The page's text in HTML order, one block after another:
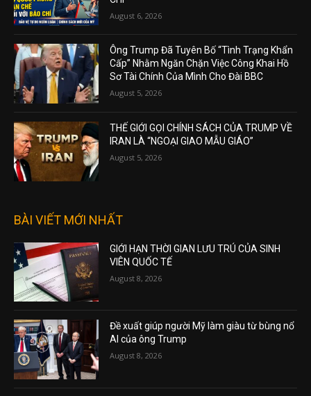
August 6, 2026
Ông Trump Đã Tuyên Bố “Tình Trạng Khẩn
Cấp” Nhằm Ngăn Chặn Việc Công Khai Hồ
Sơ Tài Chính Của Mình Cho Đài BBC
August 5, 2026
THẾ GIỚI GỌI CHÍNH SÁCH CỦA TRUMP VỀ
IRAN LÀ “NGOẠI GIAO MẪU GIÁO”
August 5, 2026
BÀI VIẾT MỚI NHẤT
GIỚI HẠN THỜI GIAN LƯU TRÚ CỦA SINH
VIÊN QUỐC TẾ
August 8, 2026
Đề xuất giúp người Mỹ làm giàu từ bùng nổ
AI của ông Trump
August 8, 2026